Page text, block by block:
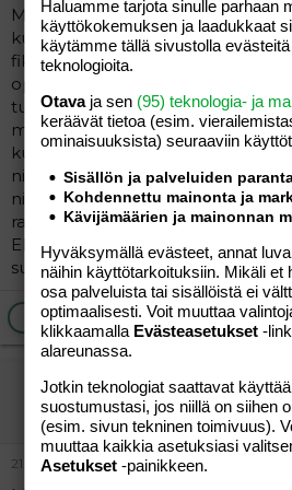
Mulla on ollut parisen
kuitenkaan ihan pikkulasten
fiksuja jos haluaa nähdä vaivaa ja
opettamiseen. Tuntuu olevan
tuo rytmikin: siis sitähän sanotaan
mutta meillä oli kyllä sekalaisesti
kukkuivat (ainakin osittain) ja yöllä
niinkuin me ihmisetkin. Ja
niiden yöllisiin ääniin. Terraario on
rakastavat puruissa pyörimistä ja
Ehdottomasti laumaeläimiä, eli
sukupuolta olevaa että on
Ilmoita asiaton viesti
-ieva-
Vieras
21.02.2005
Haluamme tarjota sinulle parhaan
käyttökokemuksen ja laadukkaat
käytämme tällä sivustolla
teknologioita.
Otavaja sen (95) teknologia- ja
keräävät tietoa (esim.
ominaisuuk­sista) seuraaviin
Sisällön ja palveluiden
Kohdennettu mainonta ja
Kävijämäärien ja mainonnan
Hyväksymällä evästeet, annat
näihin käyttötarkoituksiin. Mikäli et
osa palveluista tai sisällöistä ei
optimaalisesti. Voit muuttaa
klikkaamalla Evästeasetukset -
alareunassa.
Jotkin teknologiat saattavat
suostumustasi, jos niillä on siihen
(esim. sivun tekninen toimivuus).
muuttaa kaikkia asetuksiasi
Asetukset -painikkeen.